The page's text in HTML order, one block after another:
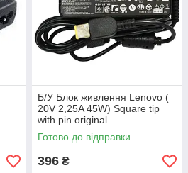
Б/У Блок живлення Lenovo (
20V 2,25A 45W) Square tip
with pin original
Готово до відправки
396 ₴